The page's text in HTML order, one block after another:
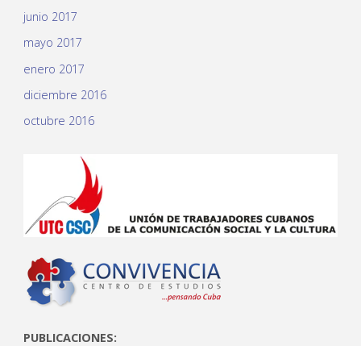
junio 2017
mayo 2017
enero 2017
diciembre 2016
octubre 2016
PUBLICACIONES: